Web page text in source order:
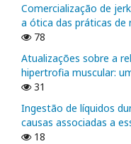
Comercialização de
a ótica das práticas
78
Atualizações sobre a
hipertrofia muscular:
31
Ingestão de líquidos
causas associadas a
18